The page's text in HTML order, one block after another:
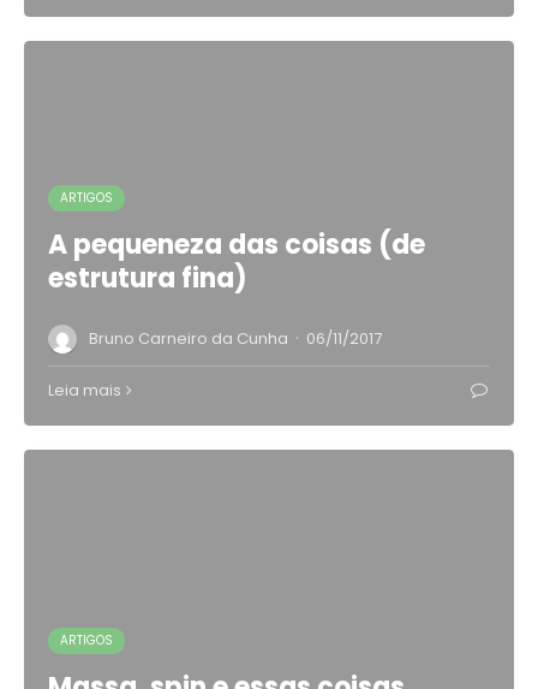
ARTIGOS
A pequeneza das coisas (de
estrutura fina)
Bruno Carneiro da Cunha · 06/11/2017
Leia mais
ARTIGOS